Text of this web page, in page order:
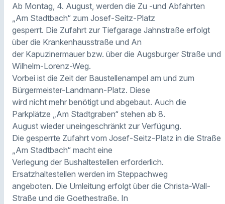
Ab Montag, 4. August, werden die Zu -und Abfahrten
„Am Stadtbach“ zum Josef-Seitz-Platz
gesperrt. Die Zufahrt zur Tiefgarage Jahnstraße erfolgt
über die Krankenhausstraße und An
der Kapuzinermauer bzw. über die Augsburger Straße und
Wilhelm-Lorenz-Weg.
Vorbei ist die Zeit der Baustellenampel am und zum
Bürgermeister-Landmann-Platz. Diese
wird nicht mehr benötigt und abgebaut. Auch die
Parkplätze „Am Stadtgraben“ stehen ab 8.
August wieder uneingeschränkt zur Verfügung.
Die gesperrte Zufahrt vom Josef-Seitz-Platz in die Straße
„Am Stadtbach“ macht eine
Verlegung der Bushaltestellen erforderlich.
Ersatzhaltestellen werden im Steppachweg
angeboten. Die Umleitung erfolgt über die Christa-Wall-
Straße und die Goethestraße. In